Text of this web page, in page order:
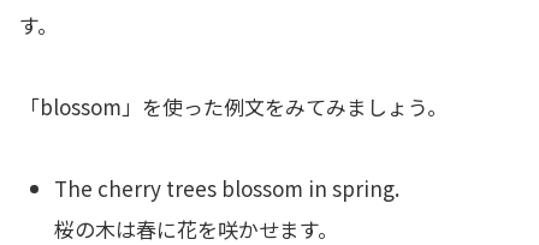
す。
「blossom」を使った例文をみてみましょう。
The cherry trees blossom in spring.
桜の木は春に花を咲かせます。